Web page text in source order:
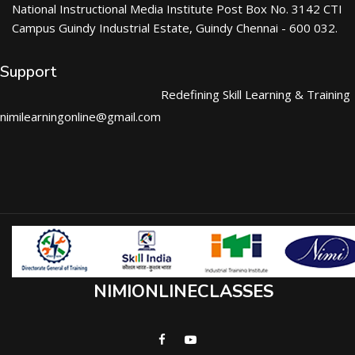
National Instructional Media Institute Post Box No. 3142 CTI
Campus Guindy Industrial Estate, Guindy Chennai - 600 032.
Support
nimilearningonline@gmail.com
Redefining Skill Learning & Training
NIMIONLINECLASSES